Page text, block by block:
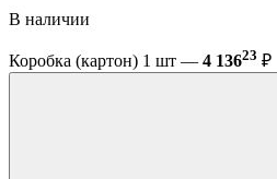
В наличии
Коробка (картон) 1 шт — 4 13623 ₽